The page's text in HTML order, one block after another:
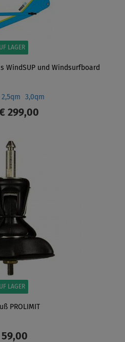
LAGER
WindSUP und Windsurfboard
2,5qm 3,0qm
299,00
LAGER
PROLIMIT